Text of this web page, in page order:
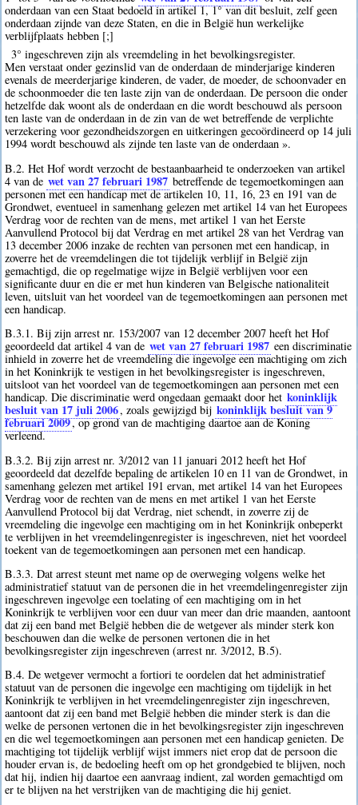
onderdaan van een Staat bedoeld in artikel 1, 1° van dit besluit, zelf geen
onderdaan zijnde van deze Staten, en die in België hun werkelijke
verblijfplaats hebben [;]
3° ingeschreven zijn als vreemdeling in het bevolkingsregister.
Men verstaat onder gezinslid van de onderdaan de minderjarige kinderen
evenals de meerderjarige kinderen, de vader, de moeder, de schoonvader en
de schoonmoeder die ten laste zijn van de onderdaan. De persoon die onder
hetzelfde dak woont als de onderdaan en die wordt beschouwd als persoon
ten laste van de onderdaan in de zin van de wet betreffende de verplichte
verzekering voor gezondheidszorgen en uitkeringen gecoördineerd op 14 juli
1994 wordt beschouwd als zijnde ten laste van de onderdaan ».
B.2. Het Hof wordt verzocht de bestaanbaarheid te onderzoeken van artikel
4 van de wet van 27 februari 1987 betreffende de tegemoetkomingen aan
personen met een handicap met de artikelen 10, 11, 16, 23 en 191 van de
Grondwet, eventueel in samenhang gelezen met artikel 14 van het Europees
Verdrag voor de rechten van de mens, met artikel 1 van het Eerste
Aanvullend Protocol bij dat Verdrag en met artikel 28 van het Verdrag van
13 december 2006 inzake de rechten van personen met een handicap, in
zoverre het de vreemdelingen die tot tijdelijk verblijf in België zijn
gemachtigd, die op regelmatige wijze in België verblijven voor een
significante duur en die er met hun kinderen van Belgische nationaliteit
leven, uitsluit van het voordeel van de tegemoetkomingen aan personen met
een handicap.
B.3.1. Bij zijn arrest nr. 153/2007 van 12 december 2007 heeft het Hof
geoordeeld dat artikel 4 van de wet van 27 februari 1987 een discriminatie
inhield in zoverre het de vreemdeling die ingevolge een machtiging om zich
in het Koninkrijk te vestigen in het bevolkingsregister is ingeschreven,
uitsloot van het voordeel van de tegemoetkomingen aan personen met een
handicap. Die discriminatie werd ongedaan gemaakt door het koninklijk
besluit van 17 juli 2006, zoals gewijzigd bij koninklijk besluit van 9
februari 2009, op grond van de machtiging daartoe aan de Koning
verleend.
B.3.2. Bij zijn arrest nr. 3/2012 van 11 januari 2012 heeft het Hof
geoordeeld dat dezelfde bepaling de artikelen 10 en 11 van de Grondwet, in
samenhang gelezen met artikel 191 ervan, met artikel 14 van het Europees
Verdrag voor de rechten van de mens en met artikel 1 van het Eerste
Aanvullend Protocol bij dat Verdrag, niet schendt, in zoverre zij de
vreemdeling die ingevolge een machtiging om in het Koninkrijk onbeperkt
te verblijven in het vreemdelingenregister is ingeschreven, niet het voordeel
toekent van de tegemoetkomingen aan personen met een handicap.
B.3.3. Dat arrest steunt met name op de overweging volgens welke het
administratief statuut van de personen die in het vreemdelingenregister zijn
ingeschreven ingevolge een toelating of een machtiging om in het
Koninkrijk te verblijven voor een duur van meer dan drie maanden, aantoont
dat zij een band met België hebben die de wetgever als minder sterk kon
beschouwen dan die welke de personen vertonen die in het
bevolkingsregister zijn ingeschreven (arrest nr. 3/2012, B.5).
B.4. De wetgever vermocht a fortiori te oordelen dat het administratief
statuut van de personen die ingevolge een machtiging om tijdelijk in het
Koninkrijk te verblijven in het vreemdelingenregister zijn ingeschreven,
aantoont dat zij een band met België hebben die minder sterk is dan die
welke de personen vertonen die in het bevolkingsregister zijn ingeschreven
en die wel tegemoetkomingen aan personen met een handicap genieten. De
machtiging tot tijdelijk verblijf wijst immers niet erop dat de persoon die
houder ervan is, de bedoeling heeft om op het grondgebied te blijven, noch
dat hij, indien hij daartoe een aanvraag indient, zal worden gemachtigd om
er te blijven na het verstrijken van de machtiging die hij geniet.